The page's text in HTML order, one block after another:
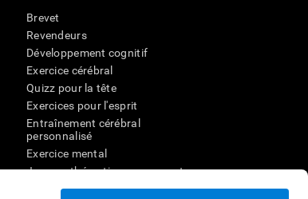
Brevet
Revendeurs
Développement cognitif
Exercice cérébral
Quizz pour la tête
Exercices pour l'esprit
Entraînement cérébral
personnalisé
Exercice mental
Jeux mathématiques amusants
Compréhension de lecture